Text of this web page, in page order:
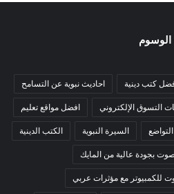
الوسوم
كتب دينية احاديث نبوية عن التسامح
التسوق الإلكتروني افضل مواقع تعليم
التواضع السيرة النبوية الكتب الدينية
بجودة عالية من المايك
للكمبيوتر مع مؤثرات عربي